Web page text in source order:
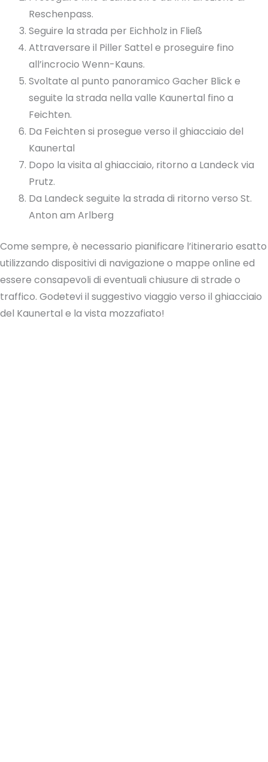
Reschenpass.
Seguire la strada per Eichholz in Fließ
Attraversare il Piller Sattel e proseguire fino
all’incrocio Wenn-Kauns.
Svoltate al punto panoramico Gacher Blick e
seguite la strada nella valle Kaunertal fino a
Feichten.
Da Feichten si prosegue verso il ghiacciaio del
Kaunertal
Dopo la visita al ghiacciaio, ritorno a Landeck via
Prutz.
Da Landeck seguite la strada di ritorno verso St.
Anton am Arlberg
Come sempre, è necessario pianificare l’itinerario esatto
utilizzando dispositivi di navigazione o mappe online ed
essere consapevoli di eventuali chiusure di strade o
traffico. Godetevi il suggestivo viaggio verso il ghiacciaio
del Kaunertal e la vista mozzafiato!